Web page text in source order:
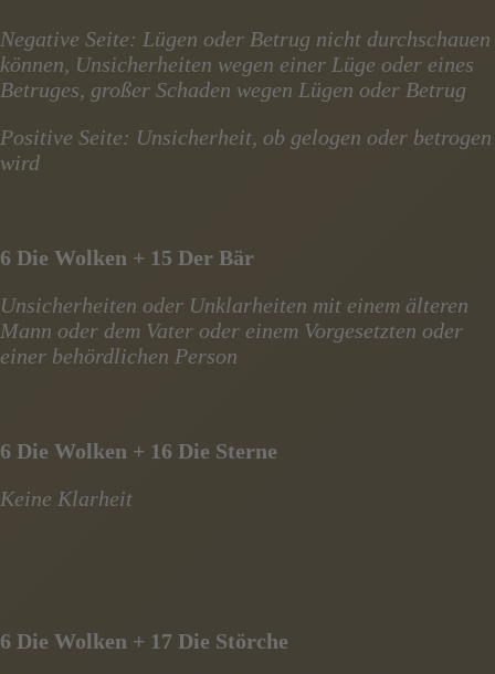
Negative Seite: Lügen oder Betrug nicht durchschauen
können, Unsicherheiten wegen einer Lüge oder eines
Betruges, großer Schaden wegen Lügen oder Betrug
Positive Seite: Unsicherheit, ob gelogen oder betrogen
wird
6 Die Wolken + 15 Der Bär
Unsicherheiten oder Unklarheiten mit einem älteren
Mann oder dem Vater oder einem Vorgesetzten oder
einer behördlichen Person
6 Die Wolken + 16 Die Sterne
Keine Klarheit
6 Die Wolken + 17 Die Störche